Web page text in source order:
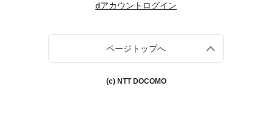
dアカウントログイン
ページトップへ
(c) NTT DOCOMO